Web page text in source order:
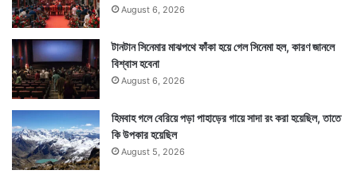
August 6, 2026
টানটান সিনেমার মাঝপথে ফাঁকা হয়ে গেল সিনেমা হল, কারণ জানলে
বিশ্বাস হবেনা
August 6, 2026
হিমবাহ গলে বেরিয়ে পড়া পাহাড়ের গায়ে সাদা রং করা হয়েছিল, তাতে
কি উপকার হয়েছিল
August 5, 2026